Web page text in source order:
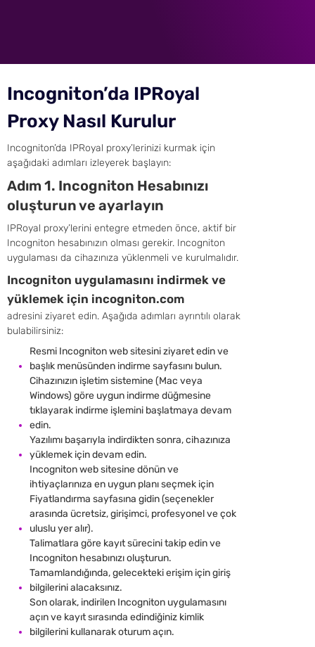
Incogniton’da IPRoyal
Proxy Nasıl Kurulur
Incogniton’da IPRoyal proxy’lerinizi kurmak için
aşağıdaki adımları izleyerek başlayın:
Adım 1. Incogniton Hesabınızı
oluşturun ve ayarlayın
IPRoyal proxy’lerini entegre etmeden önce, aktif bir
Incogniton hesabınızın olması gerekir. Incogniton
uygulaması da cihazınıza yüklenmeli ve kurulmalıdır.
Incogniton uygulamasını indirmek ve
yüklemek için incogniton.com
adresini ziyaret edin. Aşağıda adımları ayrıntılı olarak
bulabilirsiniz:
Resmi Incogniton web sitesini ziyaret edin ve
başlık menüsünden indirme sayfasını bulun.
Cihazınızın işletim sistemine (Mac veya
Windows) göre uygun indirme düğmesine
tıklayarak indirme işlemini başlatmaya devam
edin.
Yazılımı başarıyla indirdikten sonra, cihazınıza
yüklemek için devam edin.
Incogniton web sitesine dönün ve
ihtiyaçlarınıza en uygun planı seçmek için
Fiyatlandırma sayfasına gidin (seçenekler
arasında ücretsiz, girişimci, profesyonel ve çok
uluslu yer alır).
Talimatlara göre kayıt sürecini takip edin ve
Incogniton hesabınızı oluşturun.
Tamamlandığında, gelecekteki erişim için giriş
bilgilerini alacaksınız.
Son olarak, indirilen Incogniton uygulamasını
açın ve kayıt sırasında edindiğiniz kimlik
bilgilerini kullanarak oturum açın.